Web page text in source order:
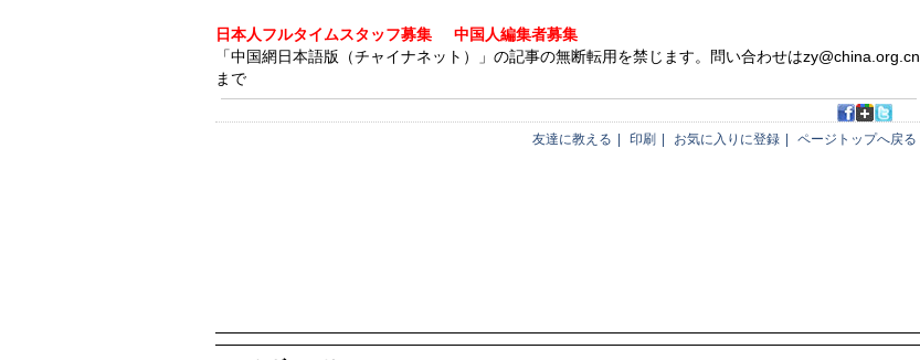
日本人フルタイムスタッフ募集
中国人編集者募集
「中国網日本語版（チャイナネット）」の記事の無断転用を禁じます。問い合わせはzy@china.org.cn
まで
友達に教える 印刷 お気に入りに登録 ページトップへ戻る